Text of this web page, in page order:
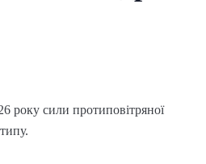
року сили протиповітряної